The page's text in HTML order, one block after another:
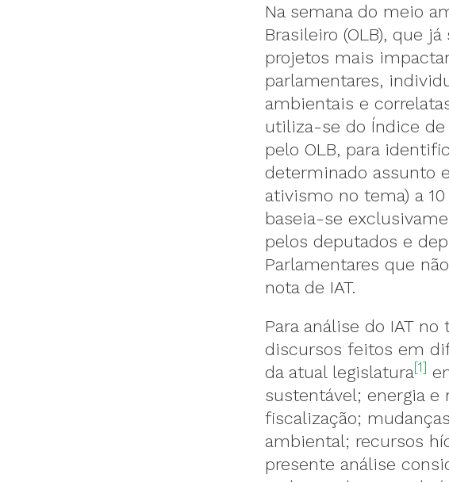
Na semana do meio
Brasileiro (OLB), que
projetos mais
parlamentares,
ambientais e
utiliza-se do Índice de
pelo OLB, para
determinado assunto
ativismo no tema) a
baseia-se
pelos deputados e
Parlamentares que
nota de IAT.
Para análise do IAT
discursos feitos em
da atual legislatura[1]
sustentável; energia
fiscalização;
ambiental; recursos
presente análise